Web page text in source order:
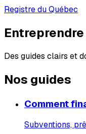
Registre du Québec
Des guides clairs et
Nos guides
Comment
Subventions,